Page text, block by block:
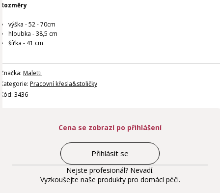
Rozměry
výška - 52 - 70cm
hloubka - 38,5 cm
šířka - 41 cm
Značka: Maletti
Kategorie: Pracovní křesla&stoličky
Kód: 3436
Cena se zobrazí po přihlášení
Přihlásit se
Nejste profesionál? Nevadí.
Vyzkoušejte naše produkty pro domácí péči.